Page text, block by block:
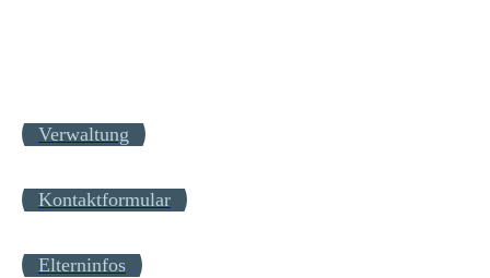
Verwaltung
Kontaktformular
Elterninfos